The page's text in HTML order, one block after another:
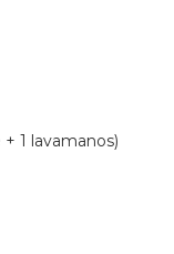
1 lavamanos)